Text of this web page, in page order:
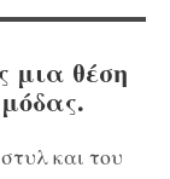
μια θέση
και του